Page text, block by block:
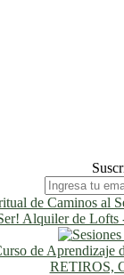
RETIROS,